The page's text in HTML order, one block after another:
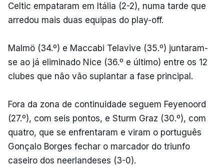
Celtic empataram em Itália (2-2), numa tarde que
arredou mais duas equipas do play-off.
Malmö (34.º) e Maccabi Telavive (35.º) juntaram-
se ao já eliminado Nice (36.º e último) entre os 12
clubes que não vão suplantar a fase principal.
Fora da zona de continuidade seguem Feyenoord
(27.º), com seis pontos, e Sturm Graz (30.º), com
quatro, que se enfrentaram e viram o português
Gonçalo Borges fechar o marcador do triunfo
caseiro dos neerlandeses (3-0).